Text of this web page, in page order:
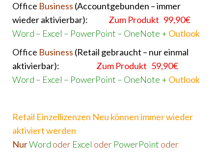
Office Business (Accountgebunden – immer
wieder aktivierbar):
Zum Produkt 99,90€
Word – Excel – PowerPoint – OneNote + Outlook
Office Business (Retail gebraucht – nur einmal
aktivierbar): Zum Produkt 59,90€
Word – Excel – PowerPoint – OneNote + Outlook
Retail Einzellizenzen Neu können immer wieder
aktiviert werden
NurWord oder Excel oder PowerPoint oder